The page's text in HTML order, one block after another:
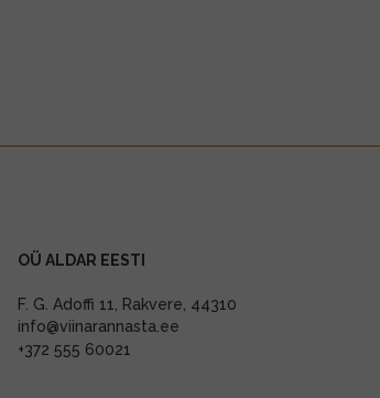
OÜ ALDAR EESTI
F. G. Adoffi 11, Rakvere, 44310
info@viinarannasta.ee
+372 555 60021